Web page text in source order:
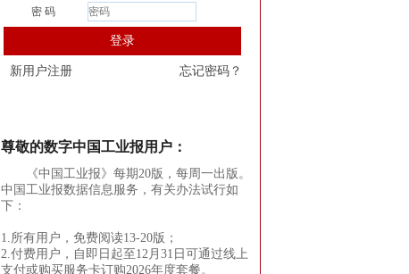
密 码
登录
新用户注册 忘记密码？
尊敬的数字中国工业报用户：
《中国工业报》每期20版，每周一出版。
中国工业报数据信息服务，有关办法试行如
下：
1.所有用户，免费阅读13-20版；
2.付费用户，自即日起至12月31日可通过线上
支付或购买服务卡订购2026年度套餐。